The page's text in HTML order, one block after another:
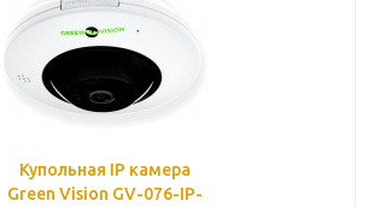
Купольная IP камера
Green Vision GV-076-IP-